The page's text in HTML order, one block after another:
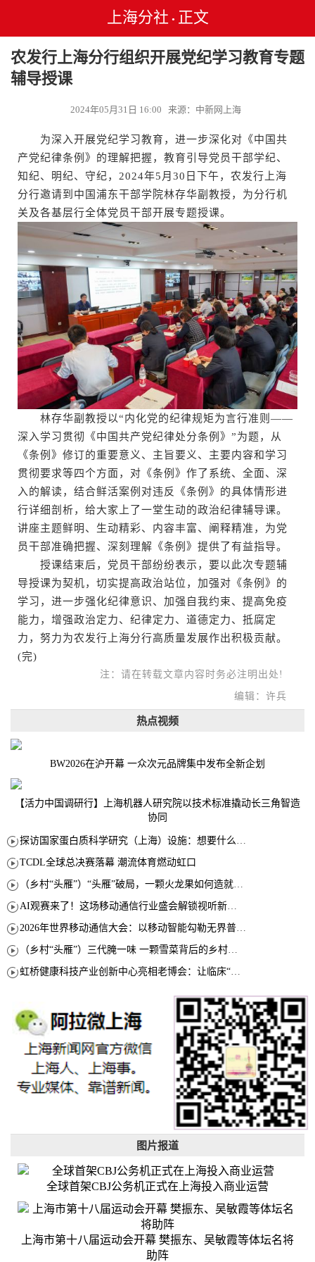
上海分社 • 正文
农发行上海分行组织开展党纪学习教育专题
辅导授课
2024年05月31日 16:00 来源：中新网上海
为深入开展党纪学习教育，进一步深化对《中国共
产党纪律条例》的理解把握，教育引导党员干部学纪、
知纪、明纪、守纪，2024年5月30日下午，农发行上海
分行邀请到中国浦东干部学院林存华副教授，为分行机
关及各基层行全体党员干部开展专题授课。
林存华副教授以“内化党的纪律规矩为言行准则——
深入学习贯彻《中国共产党纪律处分条例》”为题，从
《条例》修订的重要意义、主旨要义、主要内容和学习
贯彻要求等四个方面，对《条例》作了系统、全面、深
入的解读，结合鲜活案例对违反《条例》的具体情形进
行详细剖析，给大家上了一堂生动的政治纪律辅导课。
讲座主题鲜明、生动精彩、内容丰富、阐释精准，为党
员干部准确把握、深刻理解《条例》提供了有益指导。
授课结束后，党员干部纷纷表示，要以此次专题辅
导授课为契机，切实提高政治站位，加强对《条例》的
学习，进一步强化纪律意识、加强自我约束、提高免疫
能力，增强政治定力、纪律定力、道德定力、抵腐定
力，努力为农发行上海分行高质量发展作出积极贡献。
(完)
注：请在转载文章内容时务必注明出处!
编辑：许兵
热点视频
BW2026在沪开幕 一众次元品牌集中发布全新企划
【活力中国调研行】上海机器人研究院以技术标准撬动长三角智造
协同
TCDL全球总决赛落幕 潮流体育燃动虹口
图片报道
全球首架CBJ公务机正式在上海投入商业运营
上海市第十八届运动会开幕 樊振东、吴敏霞等体坛名将
助阵